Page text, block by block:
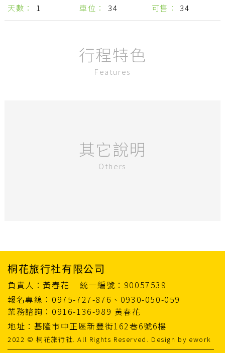
1
34 34
行程特色
Features
其它說明
Others
桐花旅行社有限公司
負責人：黃春花
統一編號：90057539
報名專線：0975-727-876、0930-050-059
業務諮詢：0916-136-989 黃春花
地址：基隆市中正區新豐街162巷6號6樓
2022 © 桐花旅行社. All Rights Reserved. Design by ework